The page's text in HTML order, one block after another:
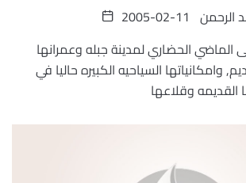
2005-02-11
الحضاري لمدينة جبله وعمرانها
وامكانياتها السياحيه الكبيره حاليا في
وقلاعها